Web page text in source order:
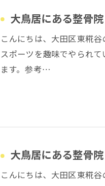
大鳥居にある整骨
こんにちは、大田区東糀
スポーツを趣味でやられ
ます。参考…
大鳥居にある整骨
こんにちは、大田区東糀